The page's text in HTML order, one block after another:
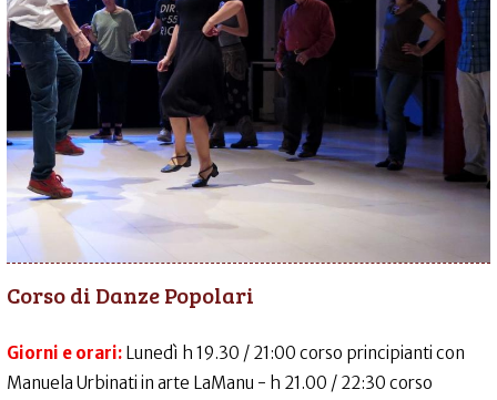
Corso di Danze Popolari
Giorni e orari: Lunedì h 19.30 / 21:00 corso principianti con
Manuela Urbinati in arte LaManu - h 21.00 / 22:30 corso